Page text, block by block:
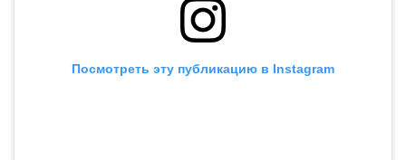
Посмотреть эту публикацию в Instagram